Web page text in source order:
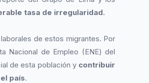
tasa de irregularidad.
de estos migrantes. Por
Nacional de Empleo (ENE) del
de esta población y contribuir
país.